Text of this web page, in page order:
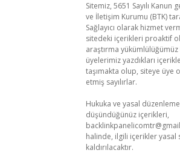
Sitemiz, 5651 Sayılı
ve İletişim Kurumu (BTK)
Sağlayıcı olarak hizmet
sitedeki içerikleri proaktif
araştırma
üyelerimiz yazdıkları
taşımakta olup, siteye üye
etmiş sayılırlar.
Hukuka ve yasal
düşündüğünüz içerikleri,
halinde, ilgili içerikler
kaldırılacaktır.